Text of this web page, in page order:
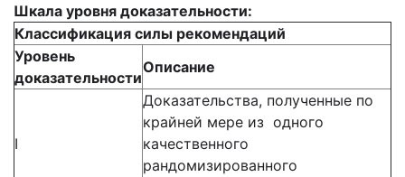
Шкала уровня доказательности:
Классификация силы рекомендаций
Уровень
доказательности
Описание
I
Доказательства, полученные по
крайней мере из одного
качественного
рандомизированного